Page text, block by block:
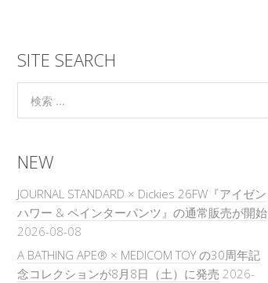
SITE SEARCH
NEW
JOURNAL STANDARD × Dickies 26FW『アイゼン
ハワー & ペインターパンツ』の通常販売が開始
2026-08-08
A BATHING APE® × MEDICOM TOY の30周年記
念コレクションが8月8日（土）に発売 2026-